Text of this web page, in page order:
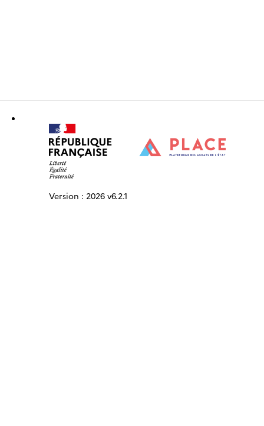
Version : 2026 v6.2.1